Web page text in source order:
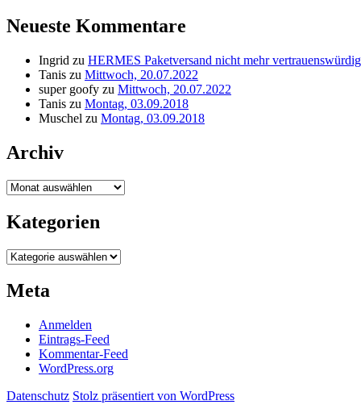
Neueste Kommentare
Ingrid zu HERMES Paketversand nicht mehr vertrauenswürdig
Tanis zu Mittwoch, 20.07.2022
super goofy zu Mittwoch, 20.07.2022
Tanis zu Montag, 03.09.2018
Muschel zu Montag, 03.09.2018
Archiv
Archiv
Kategorien
Kategorien
Meta
Anmelden
Eintrags-Feed
Kommentar-Feed
WordPress.org
Datenschutz Stolz präsentiert von WordPress